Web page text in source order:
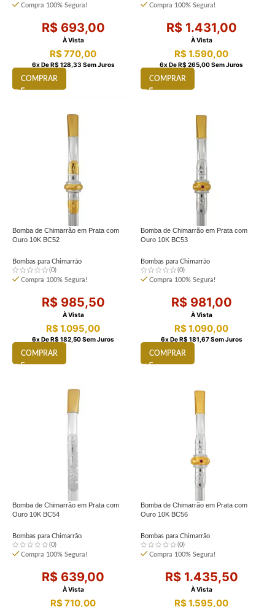
Compra 100% Segura!
R$693,00
À Vista
R$770,00
6X DeR$ 128,33 Sem Juros
COMPRAR
Compra 100% Segura!
R$1.431,00
À Vista
R$1.590,00
6X DeR$ 265,00Sem Juros
COMPRAR
Bomba de Chimarrão em Prata com
Ouro 10K BC52
Bombas para Chimarrão
(0)
Compra 100% Segura!
R$985,50
À Vista
R$1.095,00
6X DeR$ 182,50Sem Juros
COMPRAR
Bomba de Chimarrão em Prata com
Ouro 10K BC53
Bombas para Chimarrão
(0)
Compra 100% Segura!
R$981,00
À Vista
R$1.090,00
6X DeR$ 181,67Sem Juros
COMPRAR
Bomba de Chimarrão em Prata com
Ouro 10K BC54
Bombas para Chimarrão
(0)
Compra 100% Segura!
R$ 639,00
À Vista
R$710,00
Bomba de Chimarrão em Prata com
Ouro 10K BC56
Bombas para Chimarrão
(0)
Compra 100% Segura!
R$1.435,50
À Vista
R$1.595,00